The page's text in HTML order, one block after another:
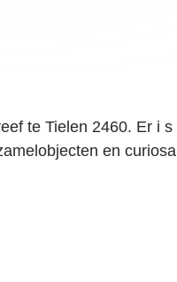
te Tielen 2460. Er i s
en curiosa